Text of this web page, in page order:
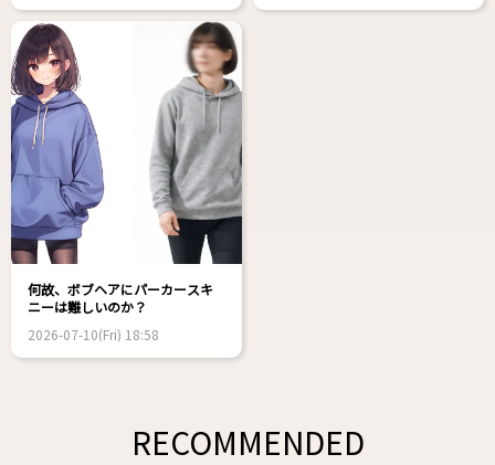
何故、ボブヘアにパーカースキ
ニーは難しいのか？
2026-07-10(Fri) 18:58
RECOMMENDED